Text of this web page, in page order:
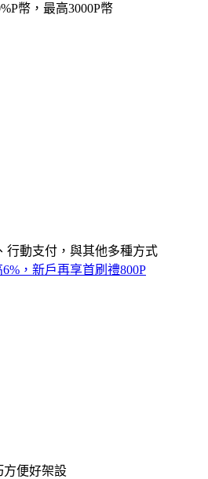
幣，最高3000P幣
行動支付，與其他多種方式
，新戶再享首刷禮800P
方便好架設